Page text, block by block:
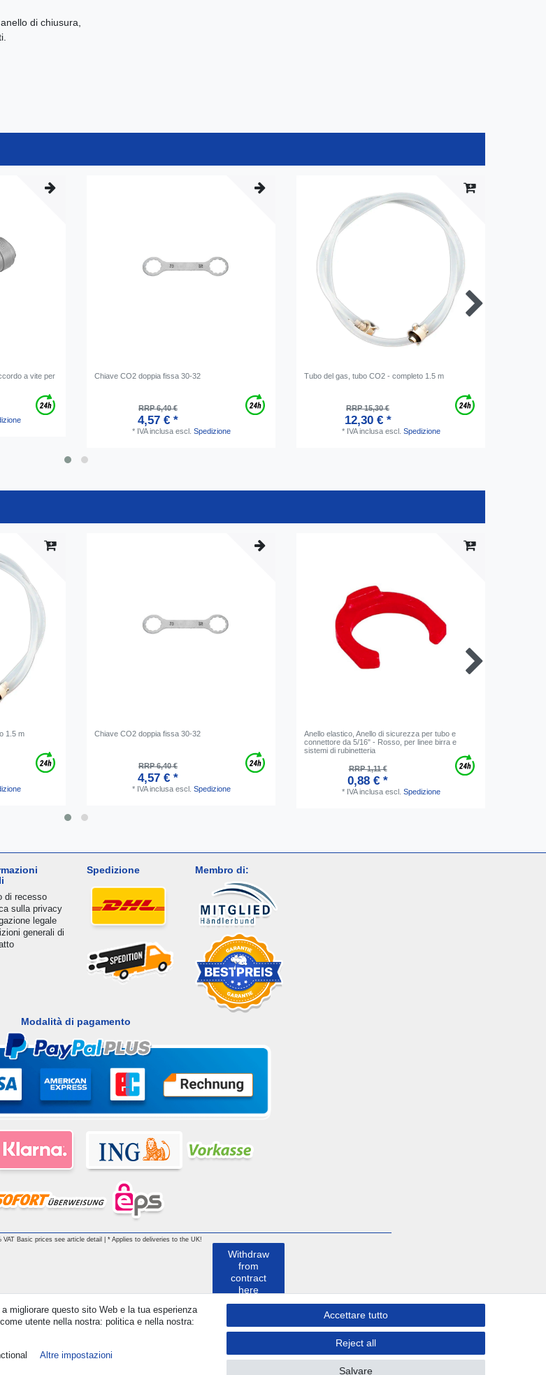
di chiusura,
a vite per
Chiave CO2 doppia fissa 30-32
RRP 6,40 €
4,57 € *
* IVA inclusaescl. Spedizione
Tubo del gas, tubo CO2 - completo 1.5 m
RRP 15,30 €
12,30 € *
* IVA inclusaescl. Spedizione
1.5 m Chiave CO2 doppia fissa 30-32
RRP 6,40 €
4,57 € *
* IVA inclusaescl. Spedizione
Anello elastico, Anello di sicurezza per tubo e
connettore da 5/16" - Rosso, per linee birra e
sistemi di rubinetteria
RRP 1,11 €
0,88 € *
* IVA inclusaescl. Spedizione
di recesso
sulla privacy
legale
generali di
Spedizione Membro di:
Modalità di pagamento
Basic prices see article detail | * Applies to deliveries to the UK!
migliorare questo sito Web e la tua esperienza
utente nella nostra: politica e nella nostra:
Altre impostazioni
Accettare tutto
Reject all
Salvare
Withdraw
from
contract
here